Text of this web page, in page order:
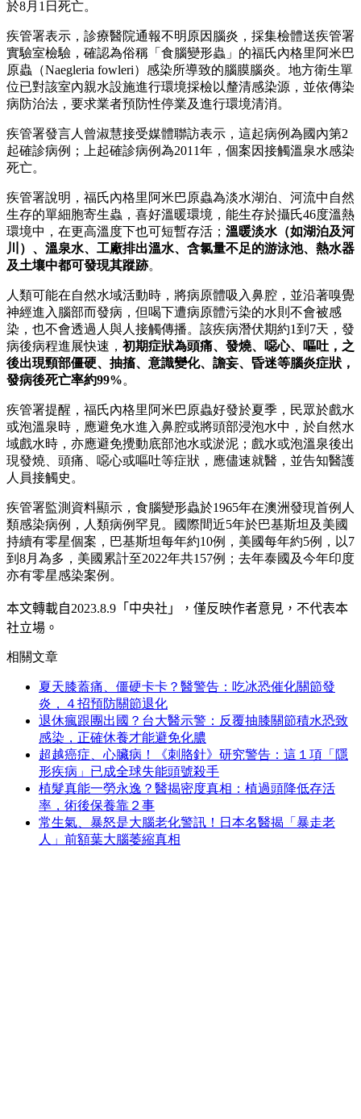
於8月1日死亡。
疾管署表示，診療醫院通報不明原因腦炎，採集檢體送疾管署
實驗室檢驗，確認為俗稱「食腦變形蟲」的福氏內格里阿米巴
原蟲（Naegleria fowleri）感染所導致的腦膜腦炎。地方衛生單
位已對該室內親水設施進行環境採檢以釐清感染源，並依傳染
病防治法，要求業者預防性停業及進行環境清消。
疾管署發言人曾淑慧接受媒體聯訪表示，這起病例為國內第2
起確診病例；上起確診病例為2011年，個案因接觸溫泉水感染
死亡。
疾管署說明，福氏內格里阿米巴原蟲為淡水湖泊、河流中自然
生存的單細胞寄生蟲，喜好溫暖環境，能生存於攝氏46度溫熱
環境中，在更高溫度下也可短暫存活； 溫暖淡水（如湖泊及河
川）、溫泉水、工廠排出溫水、含氯量不足的游泳池、熱水器
及土壤中都可發現其蹤跡。
人類可能在自然水域活動時，將病原體吸入鼻腔，並沿著嗅覺
神經進入腦部而發病，但喝下遭病原體污染的水則不會被感
染，也不會透過人與人接觸傳播。該疾病潛伏期約1到7天，發
病後病程進展快速， 初期症狀為頭痛、發燒、噁心、嘔吐，之
後出現頸部僵硬、抽搐、意識變化、譫妄、昏迷等腦炎症狀，
發病後死亡率約99%。
疾管署提醒，福氏內格里阿米巴原蟲好發於夏季，民眾於戲水
或泡溫泉時，應避免水進入鼻腔或將頭部浸泡水中，於自然水
域戲水時，亦應避免攪動底部池水或淤泥；戲水或泡溫泉後出
現發燒、頭痛、噁心或嘔吐等症狀，應儘速就醫，並告知醫護
人員接觸史。
疾管署監測資料顯示，食腦變形蟲於1965年在澳洲發現首例人
類感染病例，人類病例罕見。國際間近5年於巴基斯坦及美國
持續有零星個案，巴基斯坦每年約10例，美國每年約5例，以7
到8月為多，美國累計至2022年共157例；去年泰國及今年印度
亦有零星感染案例。
本文轉載自2023.8.9 「中央社」
，僅反映作者意見，不代表本
社立場。
相關文章
夏天膝蓋痛、僵硬卡卡？醫警告：吃冰恐催化關節發
炎，４招預防關節退化
退休瘋跟團出國？台大醫示警：反覆抽膝關節積水恐致
感染，正確休養才能避免化膿
超越癌症、心臟病！《刺胳針》研究警告：這１項「隱
形疾病」已成全球失能頭號殺手
植髮真能一勞永逸？醫揭密度真相：植過頭降低存活
率，術後保養靠２事
常生氣、暴怒是大腦老化警訊！日本名醫揭「暴走老
人」前額葉大腦萎縮真相